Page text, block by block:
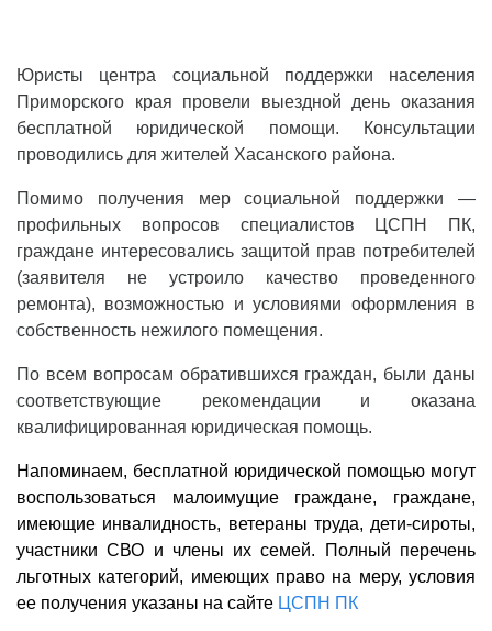
Юристы центра социальной поддержки населения
Приморского края провели выездной день оказания
бесплатной юридической помощи. Консультации
проводились для жителей Хасанского района.
Помимо получения мер социальной поддержки —
профильных вопросов специалистов ЦСПН ПК,
граждане интересовались защитой прав потребителей
(заявителя не устроило качество проведенного
ремонта), возможностью и условиями оформления в
собственность нежилого помещения.
По всем вопросам обратившихся граждан, были даны
соответствующие рекомендации и оказана
квалифицированная юридическая помощь.
Напоминаем, бесплатной юридической помощью могут
воспользоваться малоимущие граждане, граждане,
имеющие инвалидность, ветераны труда, дети-сироты,
участники СВО и члены их семей. Полный перечень
льготных категорий, имеющих право на меру, условия
ее получения указаны на сайте ЦСПН ПК